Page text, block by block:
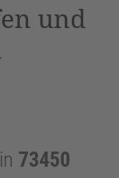
und
73450